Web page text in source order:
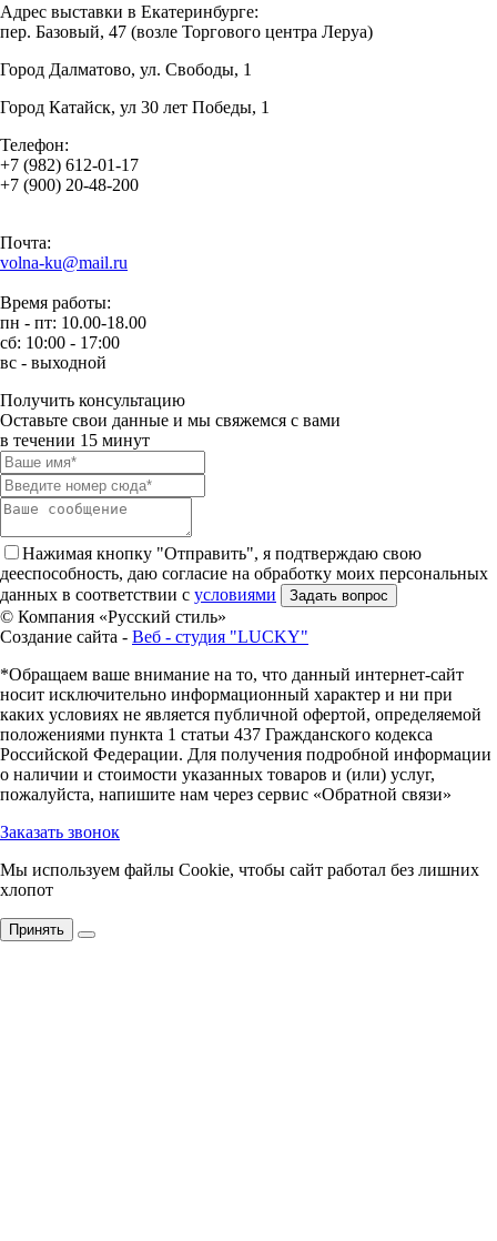
Адрес выставки в Екатеринбурге:
пер. Базовый, 47 (возле Торгового центра Леруа)
Город Далматово, ул. Свободы, 1
Город Катайск, ул 30 лет Победы, 1
Телефон:
+7 (982) 612-01-17
+7 (900) 20-48-200
Почта:
volna-ku@mail.ru
Время работы:
пн - пт: 10.00-18.00
сб: 10:00 - 17:00
вс - выходной
Получить консультацию
Оставьте свои данные и мы свяжемся с вами
в течении 15 минут
Нажимая кнопку "Отправить", я подтверждаю свою
дееспособность, даю согласие на обработку моих персональных
данных в соответствии с условиями
© Компания «Русский стиль»
Создание сайта - Веб - студия "LUCKY"
*Обращаем ваше внимание на то, что данный интернет-сайт
носит исключительно информационный характер и ни при
каких условиях не является публичной офертой, определяемой
положениями пункта 1 статьи 437 Гражданского кодекса
Российской Федерации. Для получения подробной информации
о наличии и стоимости указанных товаров и (или) услуг,
пожалуйста, напишите нам через сервис «Обратной связи»
Заказать звонок
Мы используем файлы Cookie, чтобы сайт работал без лишних
хлопот
Принять